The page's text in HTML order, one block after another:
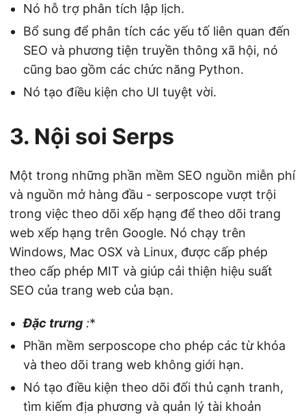
Nó hỗ trợ phân tích lập lịch.
Bổ sung để phân tích các yếu tố liên quan đến
SEO và phương tiện truyền thông xã hội, nó
cũng bao gồm các chức năng Python.
Nó tạo điều kiện cho UI tuyệt vời.
3. Nội soi Serps
Một trong những phần mềm SEO nguồn miễn phí
và nguồn mở hàng đầu - serposcope vượt trội
trong việc theo dõi xếp hạng để theo dõi trang
web xếp hạng trên Google. Nó chạy trên
Windows, Mac OSX và Linux, được cấp phép
theo cấp phép MIT và giúp cải thiện hiệu suất
SEO của trang web của bạn.
Đặc trưng :*
Phần mềm serposcope cho phép các từ khóa
và theo dõi trang web không giới hạn.
Nó tạo điều kiện theo dõi đối thủ cạnh tranh,
tìm kiếm địa phương và quản lý tài khoản